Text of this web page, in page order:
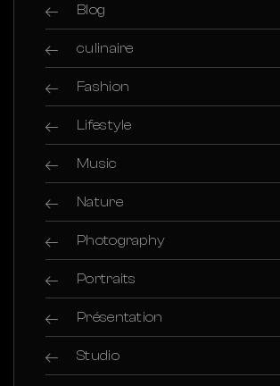
Blog
culinaire
Fashion
Lifestyle
Music
Nature
Photography
Portraits
Présentation
Studio